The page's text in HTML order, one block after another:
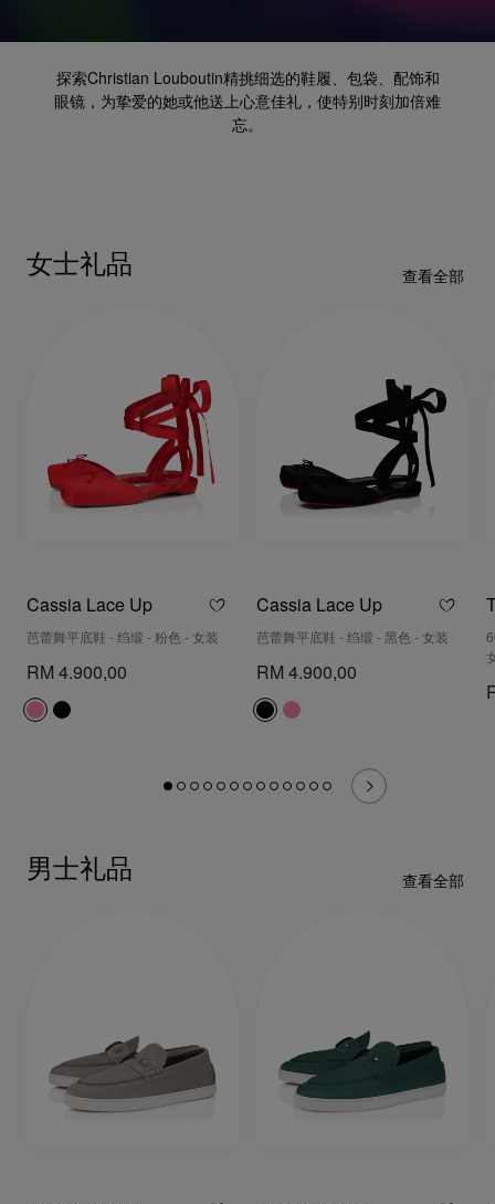
探索Christian Louboutin精挑细选的鞋履、包袋、配饰和
眼镜，为挚爱的她或他送上心意佳礼，使特别时刻加倍难
忘。
女士礼品 查看全部
Cassia Lace Up
芭蕾舞平底鞋 - 绉缎 - 粉色 - 女装
RM 4.900,00
Cassia Lace Up
芭蕾舞平底鞋 - 绉缎 - 黑色 - 女装
RM 4.900,00
男士礼品 查看全部